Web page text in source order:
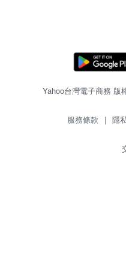
Yahoo台灣電子商務
服務條款 | 隱